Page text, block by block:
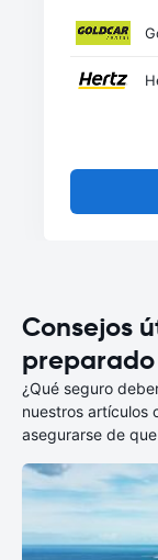
Consejos
preparado
¿Qué seguro
nuestros artículos
asegurarse de